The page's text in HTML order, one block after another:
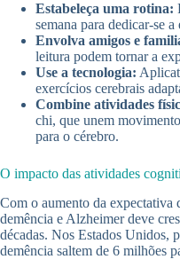
Estabeleça uma rotina:
semana para dedicar-se a
Envolva amigos e
leitura podem tornar a
Use a tecnologia:
exercícios cerebrais
Combine atividades
chi, que unem
para o cérebro.
O impacto das atividades
Com o aumento da expectativa
demência e Alzheimer deve
décadas. Nos Estados Unidos,
demência saltem de 6 milhões